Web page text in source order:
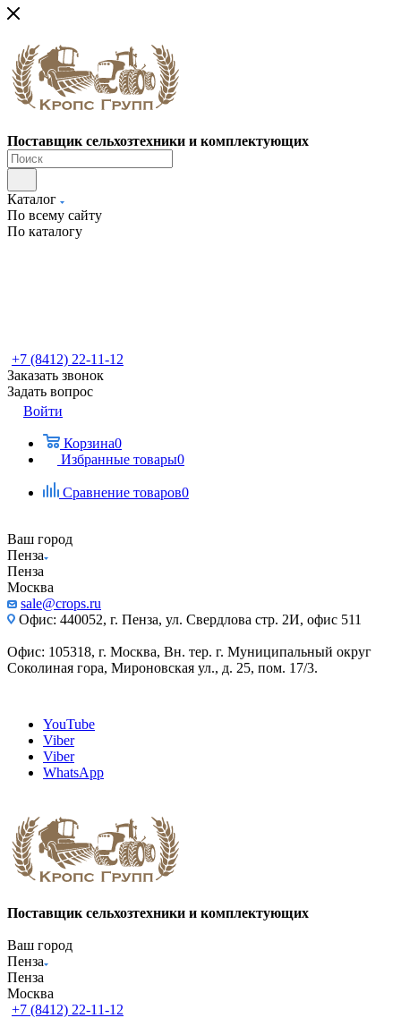
Поставщик сельхозтехники и комплектующих
Каталог
По всему сайту
По каталогу
+7 (8412) 22-11-12
Заказать звонок
Задать вопрос
Войти
Корзина0
Избранные товары0
Сравнение товаров0
Ваш город
Пенза
Пенза
Москва
sale@crops.ru
Офис: 440052, г. Пенза, ул. Свердлова стр. 2И, офис 511
Офис: 105318, г. Москва, Вн. тер. г. Муниципальный округ
Соколиная гора, Мироновская ул., д. 25, пом. 17/3.
YouTube
Viber
Viber
WhatsApp
Поставщик сельхозтехники и комплектующих
Ваш город
Пенза
Пенза
Москва
+7 (8412) 22-11-12